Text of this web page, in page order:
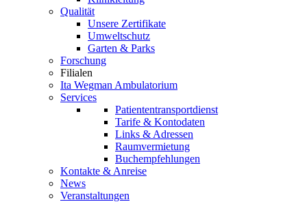
Qualität
Unsere Zertifikate
Umweltschutz
Garten & Parks
Forschung
Filialen
Ita Wegman Ambulatorium
Services
Patiententransportdienst
Tarife & Kontodaten
Links & Adressen
Raumvermietung
Buchempfehlungen
Kontakte & Anreise
News
Veranstaltungen